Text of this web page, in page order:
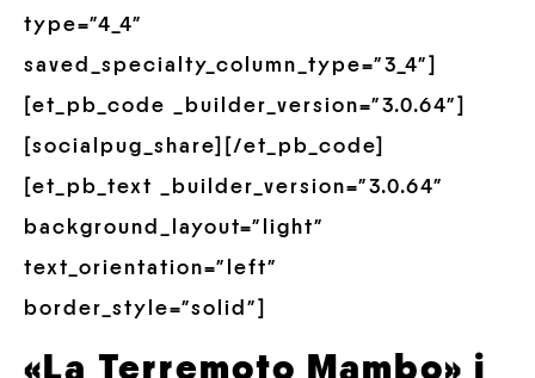
type=”4_4″
saved_specialty_column_type=”3_4″]
[et_pb_code _builder_version=”3.0.64″]
[socialpug_share][/et_pb_code]
[et_pb_text _builder_version=”3.0.64″
background_layout=”light”
text_orientation=”left”
border_style=”solid”]
«La Terremoto Mambo» i